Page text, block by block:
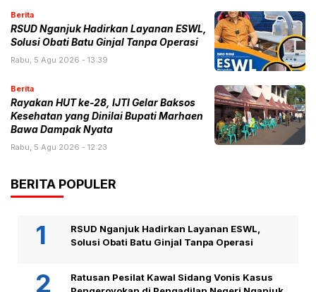
Berita
RSUD Nganjuk Hadirkan Layanan ESWL,
Solusi Obati Batu Ginjal Tanpa Operasi
Rabu, 5 Agu 2026 - 13:39
Berita
Rayakan HUT ke-28, IJTI Gelar Baksos
Kesehatan yang Dinilai Bupati Marhaen
Bawa Dampak Nyata
Rabu, 5 Agu 2026 - 12:23
BERITA POPULER
RSUD Nganjuk Hadirkan Layanan ESWL,
Solusi Obati Batu Ginjal Tanpa Operasi
Ratusan Pesilat Kawal Sidang Vonis Kasus